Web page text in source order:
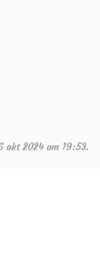
2024 om 19:53.